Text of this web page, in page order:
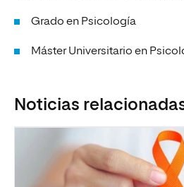
Grado en Psicología
Máster Universitario en
Noticias